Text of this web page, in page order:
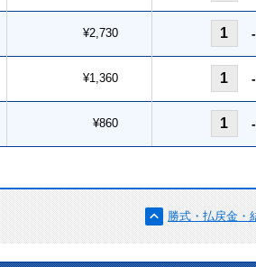
¥2,730 1 -
¥1,360 1 -
¥860 1 -
勝式・払戻金・